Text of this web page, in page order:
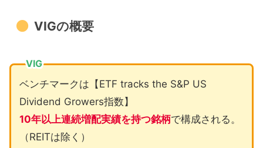
VIGの概要
VIG
ベンチマークは【ETF tracks the S&P US
Dividend Growers指数】
10年以上連続増配実績を持つ銘柄で構成される。
（REITは除く）